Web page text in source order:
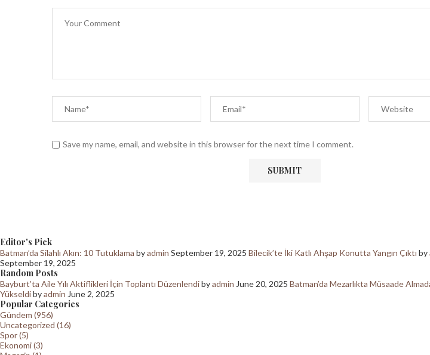
Save my name, email, and website in this browser for the next time I comment.
Editor's Pick
Batman’da Silahlı Akın: 10 Tutuklama byadmin September 19, 2025 Bilecik’te İki Katlı Ahşap Konutta Yangın Çıktı by
September 19, 2025
Random Posts
Bayburt’ta Aile Yılı Aktiflikleri İçin Toplantı Düzenlendibyadmin June 20, 2025 Batman’da Mezarlıkta Müsaade
Yükseldibyadmin June 2, 2025
Popular Categories
Gündem (956)
Uncategorized (16)
Spor (5)
Ekonomi (3)